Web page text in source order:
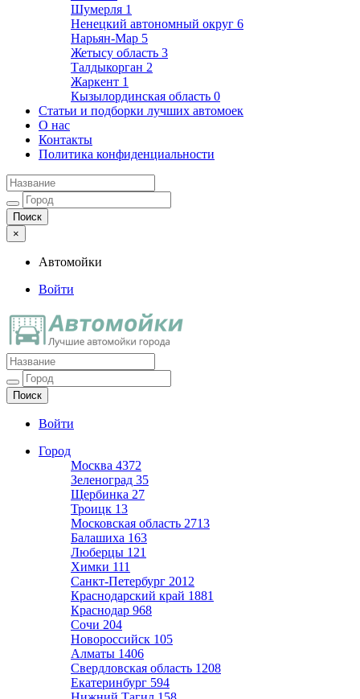
Шумерля 1
Ненецкий автономный округ 6
Нарьян-Мар 5
Жетысу область 3
Талдыкорган 2
Жаркент 1
Кызылординская область 0
Статьи и подборки лучших автомоек
О нас
Контакты
Политика конфиденциальности
×
Автомойки
Войти
Автомойки
Ещё один сайт на WordPress
Войти
Город
Москва 4372
Зеленоград 35
Щербинка 27
Троицк 13
Московская область 2713
Балашиха 163
Люберцы 121
Химки 111
Санкт-Петербург 2012
Краснодарский край 1881
Краснодар 968
Сочи 204
Новороссийск 105
Алматы 1406
Свердловская область 1208
Екатеринбург 594